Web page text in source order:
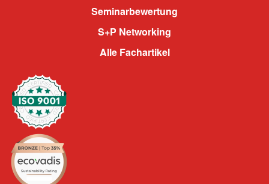
Seminarbewertung
S+P Networking
Alle Fachartikel